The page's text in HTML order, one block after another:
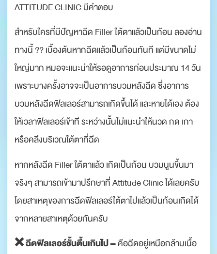
ATTITUDE CLINIC มีคำตอบ
สำหรับใครที่มีปัญหาฉีด Filler ใต้ตาแล้วเป็นก้อน ลองอ่าน
ทางนี้ ?? เบื้องต้นหากฉีดแล้วเป็นก้อนทันที แต่มีขนาดไม่
ใหญ่มาก หมอจะแนะนำให้รอดูอาการก่อนประมาณ 14 วัน
เพราะบางครั้งอาจจะเป็นอาการบวมหลังฉีด ซึ่งอาการ
บวมหลังฉีดฟิลเลอร์สามารถเกิดขึ้นได้ และหายได้เอง ต้อง
ให้เวลาฟิลเลอร์เข้าที ระหว่างนั้นไม่แนะนำให้นวด กด เกา
หรือคลึงบริเวณใต้ตาที่ฉีด
หากหลังฉีด Filler ใต้ตาแล้ว เกิดเป็นก้อน บวมนูนขึ้นมา
จริงๆ สามารถเข้ามาปรึกษาที่ Attitude Clinic ได้เลยครับ
โดยสาเหตุของการฉีดฟิลเลอร์ใต้ตาไปแล้วเป็นก้อนเกิดได้
จากหลายสาเหตุด้วยกันครับ
❌ ฉีดฟิลเลอร์ชั้นตื้นเกินไป –คือฉีดอยู่เหนือกล้ามเนื้อ